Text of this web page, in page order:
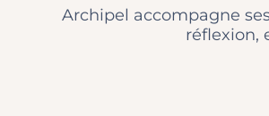
Archipel accompagne
réflexion,